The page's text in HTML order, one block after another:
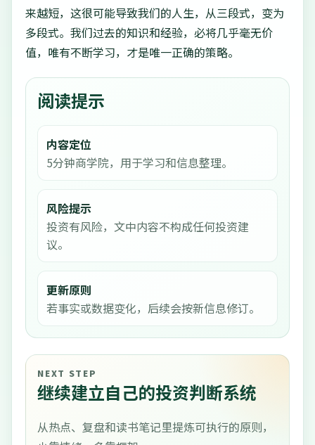
来越短，这很可能导致我们的人生，从三段式，变为
多段式。我们过去的知识和经验，必将几乎毫无价
值，唯有不断学习，才是唯一正确的策略。
阅读提示
内容定位
5分钟商学院，用于学习和信息整理。
风险提示
投资有风险，文中内容不构成任何投资建
议。
更新原则
若事实或数据变化，后续会按新信息修订。
NEXT STEP
继续建立自己的投资判断系统
从热点、复盘和读书笔记里提炼可执行的原则，